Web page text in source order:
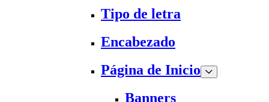
Tipo de letra
Encabezado
Página de Inicio
Banners